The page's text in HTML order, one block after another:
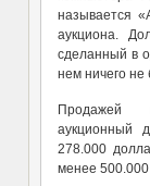
называется
аукциона.
сделанный в
нем ничего не
Продажей
аукционный
278.000
менее